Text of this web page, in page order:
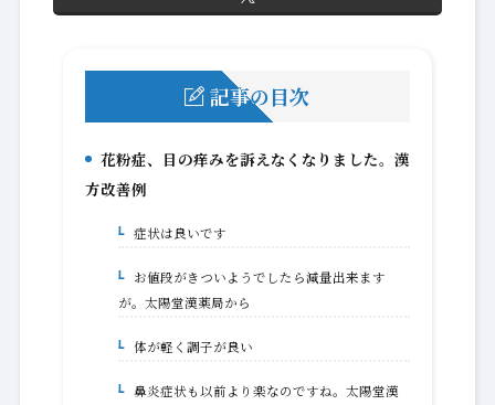
記事の目次
1.花粉症、目の痒みを訴えなくなりました。漢
方改善例
1-1.症状は良いです
1-1-1.
お値段がきついようでしたら減量出来ます
が。太陽堂漢薬局から
1-2.体が軽く調子が良い
1-2-1.
鼻炎症状も以前より楽なのですね。太陽堂漢